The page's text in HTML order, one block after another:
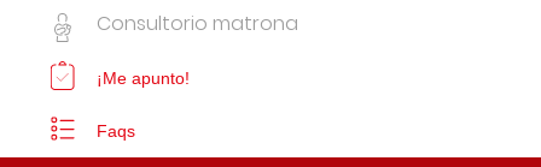
Consultorio matrona
¡Me apunto!
Faqs